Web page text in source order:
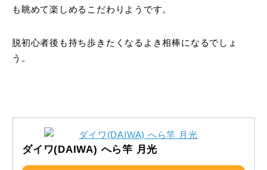
も眺めて楽しめるこだわりようです。
脱初心者後も持ち歩きたくなるよき相棒になるでしょ
う。
ダイワ(DAIWA) へら竿 月光